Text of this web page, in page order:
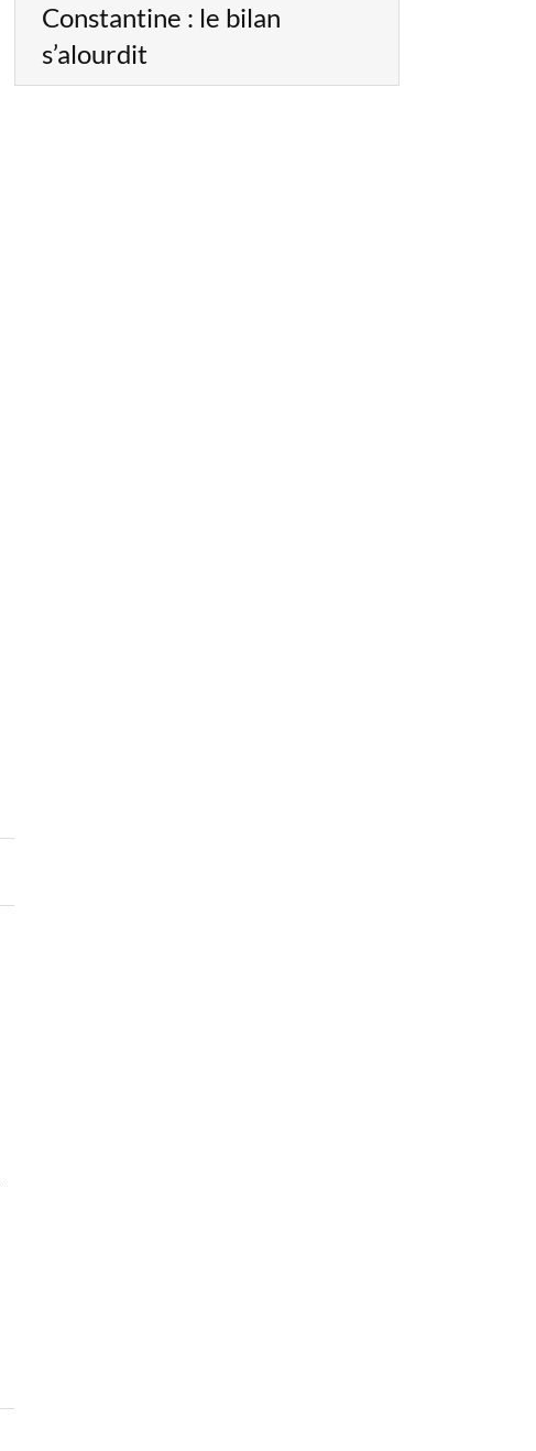
Constantine : le bilan
s’alourdit